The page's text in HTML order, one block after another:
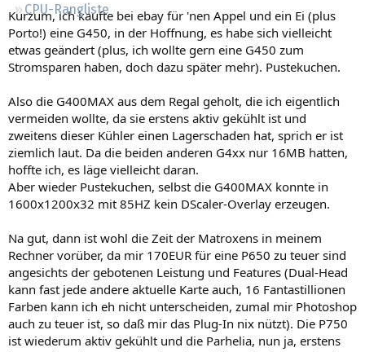
CPU-Rangliste
Kurzum, ich kaufte bei ebay für 'nen Appel und ein Ei (plus
Porto!) eine G450, in der Hoffnung, es habe sich vielleicht
etwas geändert (plus, ich wollte gern eine G450 zum
Stromsparen haben, doch dazu später mehr). Pustekuchen.
Also die G400MAX aus dem Regal geholt, die ich eigentlich
vermeiden wollte, da sie erstens aktiv gekühlt ist und
zweitens dieser Kühler einen Lagerschaden hat, sprich er ist
ziemlich laut. Da die beiden anderen G4xx nur 16MB hatten,
hoffte ich, es läge vielleicht daran.
Aber wieder Pustekuchen, selbst die G400MAX konnte in
1600x1200x32 mit 85HZ kein DScaler-Overlay erzeugen.
Na gut, dann ist wohl die Zeit der Matroxens in meinem
Rechner vorüber, da mir 170EUR für eine P650 zu teuer sind
angesichts der gebotenen Leistung und Features (Dual-Head
kann fast jede andere aktuelle Karte auch, 16 Fantastillionen
Farben kann ich eh nicht unterscheiden, zumal mir Photoshop
auch zu teuer ist, so daß mir das Plug-In nix nützt). Die P750
ist wiederum aktiv gekühlt und die Parhelia, nun ja, erstens